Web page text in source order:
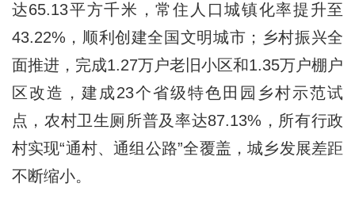
达65.13平方千米，常住人口城镇化率提升至
43.22%，顺利创建全国文明城市；乡村振兴全
面推进，完成1.27万户老旧小区和1.35万户棚户
区改造，建成23个省级特色田园乡村示范试
点，农村卫生厕所普及率达87.13%，所有行政
村实现“通村、通组公路”全覆盖，城乡发展差距
不断缩小。